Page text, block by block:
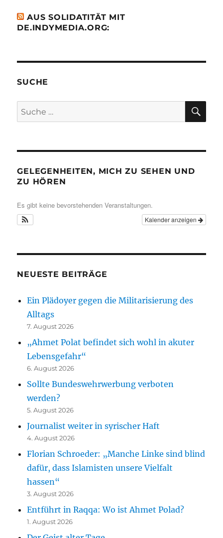
AUS SOLIDATITÄT MIT
DE.INDYMEDIA.ORG:
SUCHE
Suche
nach:
GELEGENHEITEN, MICH ZU SEHEN UND
ZU HÖREN
Es gibt keine bevorstehenden Veranstaltungen.
Kalender anzeigen
NEUESTE BEITRÄGE
Ein Plädoyer gegen die Militarisierung des
Alltags
7. August 2026
„Ahmet Polat befindet sich wohl in akuter
Lebensgefahr“
6. August 2026
Sollte Bundeswehrwerbung verboten
werden?
5. August 2026
Journalist weiter in syrischer Haft
4. August 2026
Florian Schroeder: „Manche Linke sind blind
dafür, dass Islamisten unsere Vielfalt
hassen“
3. August 2026
Entführt in Raqqa: Wo ist Ahmet Polad?
1. August 2026